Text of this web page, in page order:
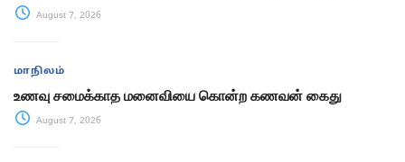
August 7, 2026
மாநிலம்
உணவு சமைக்காத மனைவியை கொன்ற கணவன் கைது
August 7, 2026